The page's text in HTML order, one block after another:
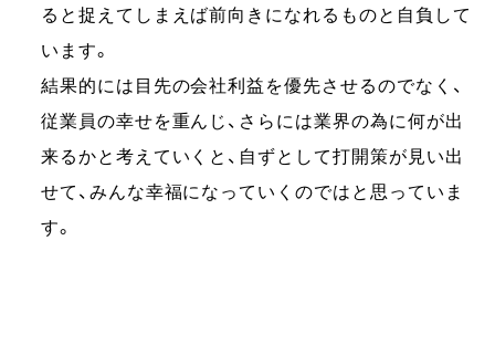
ると捉えてしまえば前向きになれるものと自負して
います。
結果的には目先の会社利益を優先させるのでなく、
従業員の幸せを重んじ、さらには業界の為に何が出
来るかと考えていくと、自ずとして打開策が見い出
せて、みんな幸福になっていくのではと思っていま
す。